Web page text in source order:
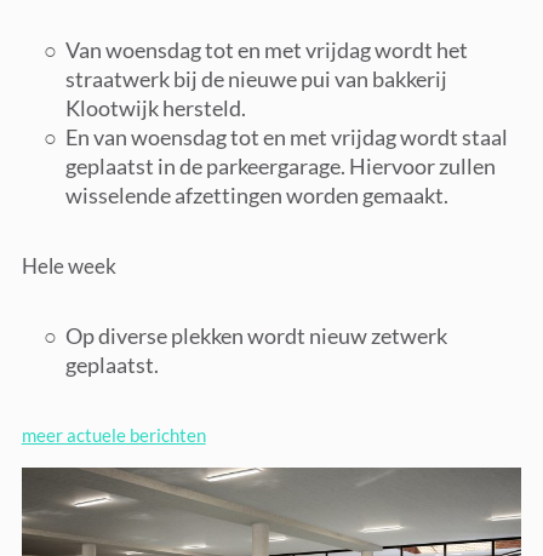
Van woensdag tot en met vrijdag wordt het
straatwerk bij de nieuwe pui van bakkerij
Klootwijk hersteld.
En van woensdag tot en met vrijdag wordt staal
geplaatst in de parkeergarage. Hiervoor zullen
wisselende afzettingen worden gemaakt.
Hele week
Op diverse plekken wordt nieuw zetwerk
geplaatst.
meer actuele berichten